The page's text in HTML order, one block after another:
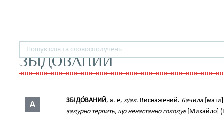
ЗБІДОВАНИЙ
А ЗБІДО́ВАНИЙ, а. е, діал. Виснажений. Бачила
задурно терпить, що ненастанно голодує[Михайло]